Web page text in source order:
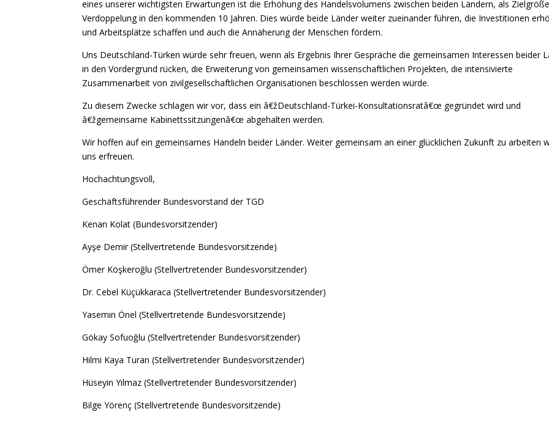
eines unserer wichtigsten Erwartungen ist die Erhöhung des Handelsvolumens zwischen beiden Ländern, als
Verdoppelung in den kommenden 10 Jahren. Dies würde beide Länder weiter zueinander führen, die Investitionen
und Arbeitsplätze schaffen und auch die Annäherung der Menschen fördern.
Uns Deutschland-Türken würde sehr freuen, wenn als Ergebnis Ihrer Gespräche die gemeinsamen Interessen beider
in den Vordergrund rücken, die Erweiterung von gemeinsamen wissenschaftlichen Projekten, die intensivierte
Zusammenarbeit von zivilgesellschaftlichen Organisationen beschlossen werden würde.
Zu diesem Zwecke schlagen wir vor, dass ein â€žDeutschland-Türkei-Konsultationsratâ€œ gegründet wird und
â€žgemeinsame Kabinettssitzungenâ€œ abgehalten werden.
Wir hoffen auf ein gemeinsames Handeln beider Länder. Weiter gemeinsam an einer glücklichen Zukunft zu arbeiten
uns erfreuen.
Hochachtungsvoll,
Geschäftsführender Bundesvorstand der TGD
Kenan Kolat (Bundesvorsitzender)
Ayşe Demir (Stellvertretende Bundesvorsitzende)
Ömer Köşkeroğlu (Stellvertretender Bundesvorsitzender)
Dr. Cebel Küçükkaraca (Stellvertretender Bundesvorsitzender)
Yasemin Önel (Stellvertretende Bundesvorsitzende)
Gökay Sofuoğlu (Stellvertretender Bundesvorsitzender)
Hilmi Kaya Turan (Stellvertretender Bundesvorsitzender)
Hüseyin Yılmaz (Stellvertretender Bundesvorsitzender)
Bilge Yörenç (Stellvertretende Bundesvorsitzende)